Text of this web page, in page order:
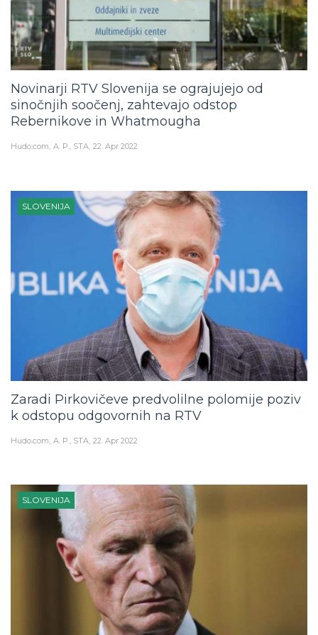
Novinarji RTV Slovenija se ograjujejo od
sinočnjih soočenj, zahtevajo odstop
Rebernikove in Whatmougha
Hudo.com A. P., STA 22. Apr 2022
SLOVENIJA
Zaradi Pirkovičeve predvolilne polomije poziv
k odstopu odgovornih na RTV
Hudo.com A. P., STA 22. Apr 2022
SLOVENIJA